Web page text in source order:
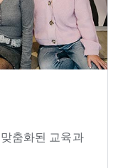
춤화된 교육과